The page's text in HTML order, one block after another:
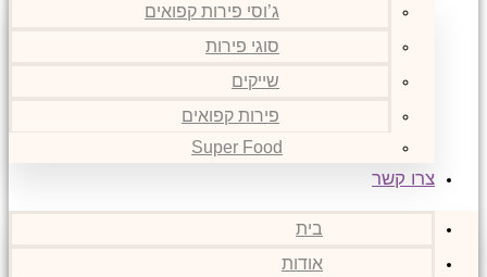
ג’וסי פירות קפואים
סוגי פירות
שייקים
פירות קפואים
Super Food
צרו קשר
בית
אודות